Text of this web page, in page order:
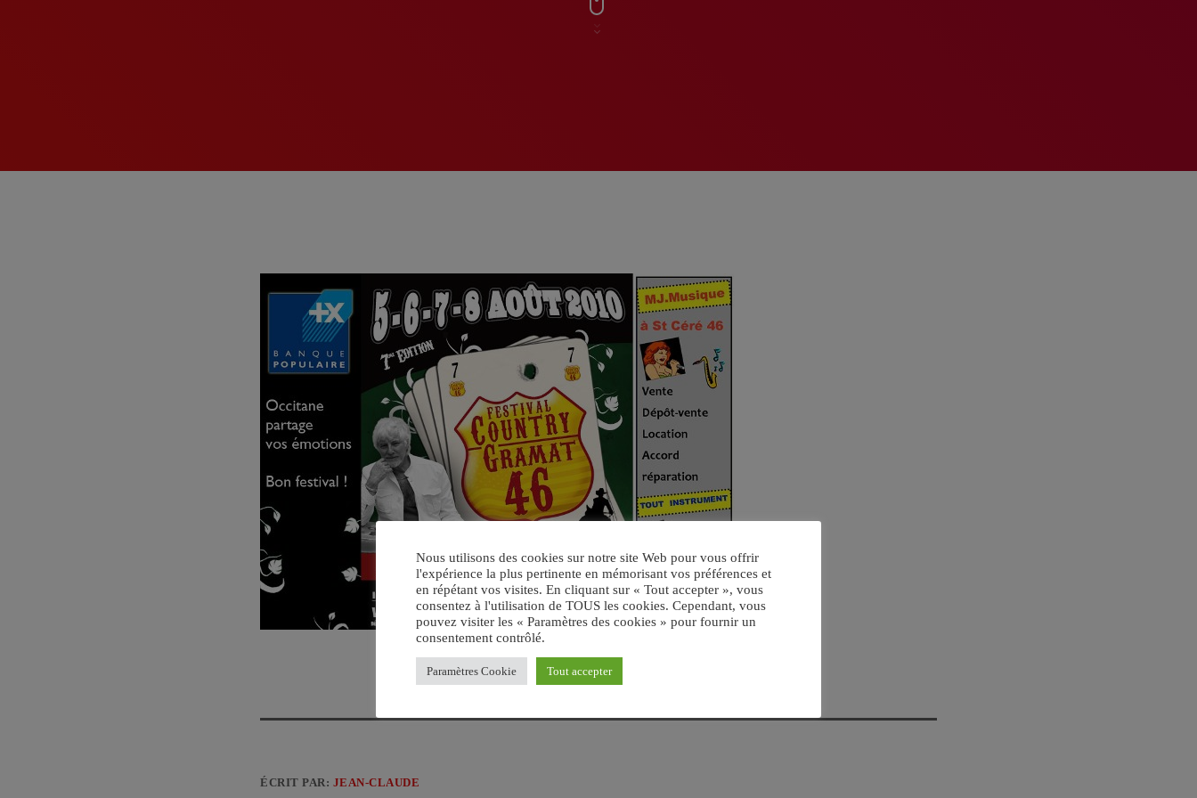
ÉCRIT PAR: JEAN-CLAUDE
Nous utilisons des cookies sur notre site Web pour vous offrir
l'expérience la plus pertinente en mémorisant vos préférences et
en répétant vos visites. En cliquant sur « Tout accepter », vous
consentez à l'utilisation de TOUS les cookies. Cependant, vous
pouvez visiter les « Paramètres des cookies » pour fournir un
consentement contrôlé.
Paramètres Cookie Tout accepter